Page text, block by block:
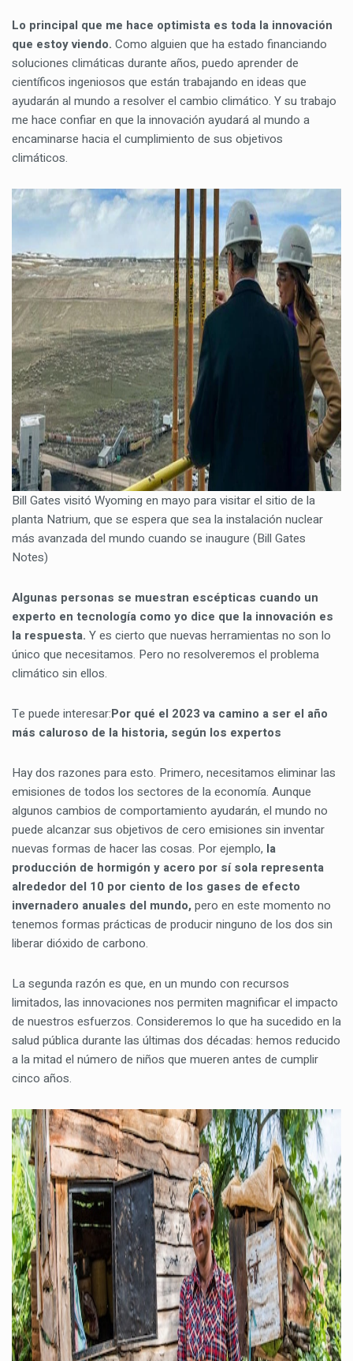
Lo principal que me hace optimista es toda la innovación
que estoy viendo. Como alguien que ha estado financiando
soluciones climáticas durante años, puedo aprender de
científicos ingeniosos que están trabajando en ideas que
ayudarán al mundo a resolver el cambio climático. Y su trabajo
me hace confiar en que la innovación ayudará al mundo a
encaminarse hacia el cumplimiento de sus objetivos
climáticos.
Bill Gates visitó Wyoming en mayo para visitar el sitio de la
planta Natrium, que se espera que sea la instalación nuclear
más avanzada del mundo cuando se inaugure (Bill Gates
Notes)
Algunas personas se muestran escépticas cuando un
experto en tecnología como yo dice que la innovación es
la respuesta. Y es cierto que nuevas herramientas no son lo
único que necesitamos. Pero no resolveremos el problema
climático sin ellos.
Te puede interesar:Por qué el 2023 va camino a ser el año
más caluroso de la historia, según los expertos
Hay dos razones para esto. Primero, necesitamos eliminar las
emisiones de todos los sectores de la economía. Aunque
algunos cambios de comportamiento ayudarán, el mundo no
puede alcanzar sus objetivos de cero emisiones sin inventar
nuevas formas de hacer las cosas. Por ejemplo, la
producción de hormigón y acero por sí sola representa
alrededor del 10 por ciento de los gases de efecto
invernadero anuales del mundo, pero en este momento no
tenemos formas prácticas de producir ninguno de los dos sin
liberar dióxido de carbono.
La segunda razón es que, en un mundo con recursos
limitados, las innovaciones nos permiten magnificar el impacto
de nuestros esfuerzos. Consideremos lo que ha sucedido en la
salud pública durante las últimas dos décadas: hemos reducido
a la mitad el número de niños que mueren antes de cumplir
cinco años.